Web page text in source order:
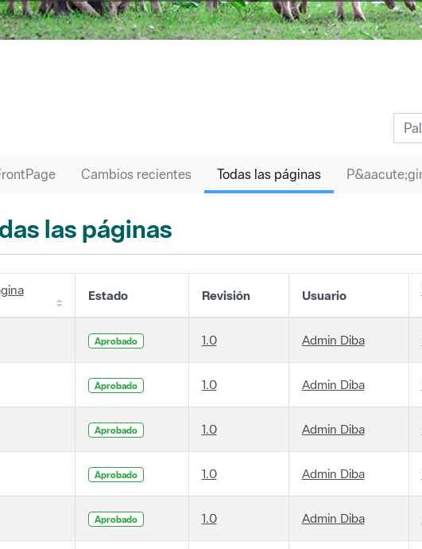
Cambios recientes Todas las páginas
las páginas
Estado Revisión Usuario
Aprobado 1.0 Admin Diba
Aprobado 1.0 Admin Diba
Aprobado 1.0 Admin Diba
Aprobado 1.0 Admin Diba
Aprobado 1.0 Admin Diba